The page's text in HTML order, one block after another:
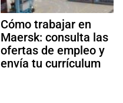
Cómo trabajar en
Maersk: consulta las
ofertas de empleo y
envía tu currículum